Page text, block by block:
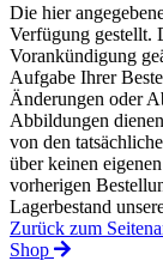
Die hier
Verfügung gestellt.
Vorankündigung
Aufgabe Ihrer
Änderungen oder
Abbildungen
von den
über keinen
vorherigen
Lagerbestand
Zurück zum
Shop